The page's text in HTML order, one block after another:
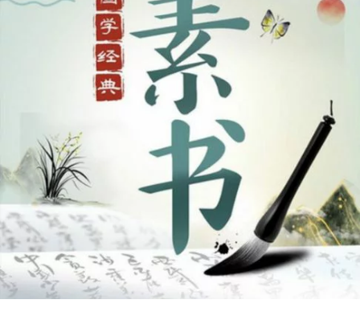
3C家電 運動休閒 親子玩具
男裝 情趣用品
日本購物
HOT